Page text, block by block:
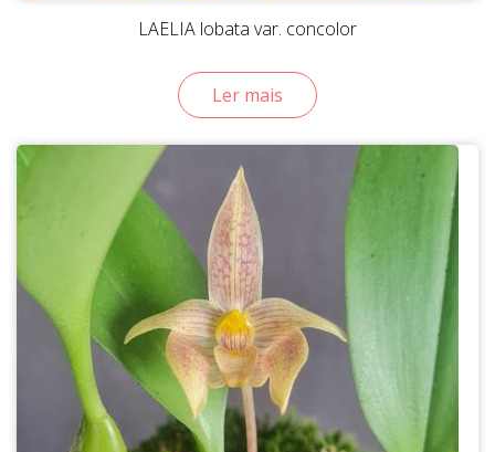
LAELIA lobata var. concolor
Ler mais